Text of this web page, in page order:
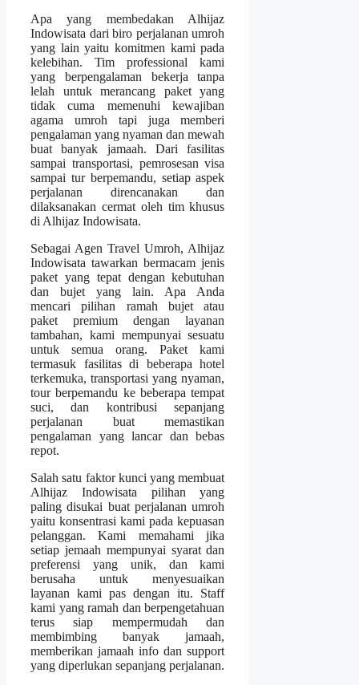
Apa yang membedakan Alhijaz
Indowisata dari biro perjalanan umroh
yang lain yaitu komitmen kami pada
kelebihan. Tim professional kami
yang berpengalaman bekerja tanpa
lelah untuk merancang paket yang
tidak cuma memenuhi kewajiban
agama umroh tapi juga memberi
pengalaman yang nyaman dan mewah
buat banyak jamaah. Dari fasilitas
sampai transportasi, pemrosesan visa
sampai tur berpemandu, setiap aspek
perjalanan direncanakan dan
dilaksanakan cermat oleh tim khusus
di Alhijaz Indowisata.
Sebagai Agen Travel Umroh, Alhijaz
Indowisata tawarkan bermacam jenis
paket yang tepat dengan kebutuhan
dan bujet yang lain. Apa Anda
mencari pilihan ramah bujet atau
paket premium dengan layanan
tambahan, kami mempunyai sesuatu
untuk semua orang. Paket kami
termasuk fasilitas di beberapa hotel
terkemuka, transportasi yang nyaman,
tour berpemandu ke beberapa tempat
suci, dan kontribusi sepanjang
perjalanan buat memastikan
pengalaman yang lancar dan bebas
repot.
Salah satu faktor kunci yang membuat
Alhijaz Indowisata pilihan yang
paling disukai buat perjalanan umroh
yaitu konsentrasi kami pada kepuasan
pelanggan. Kami memahami jika
setiap jemaah mempunyai syarat dan
preferensi yang unik, dan kami
berusaha untuk menyesuaikan
layanan kami pas dengan itu. Staff
kami yang ramah dan berpengetahuan
terus siap mempermudah dan
membimbing banyak jamaah,
memberikan jamaah info dan support
yang diperlukan sepanjang perjalanan.